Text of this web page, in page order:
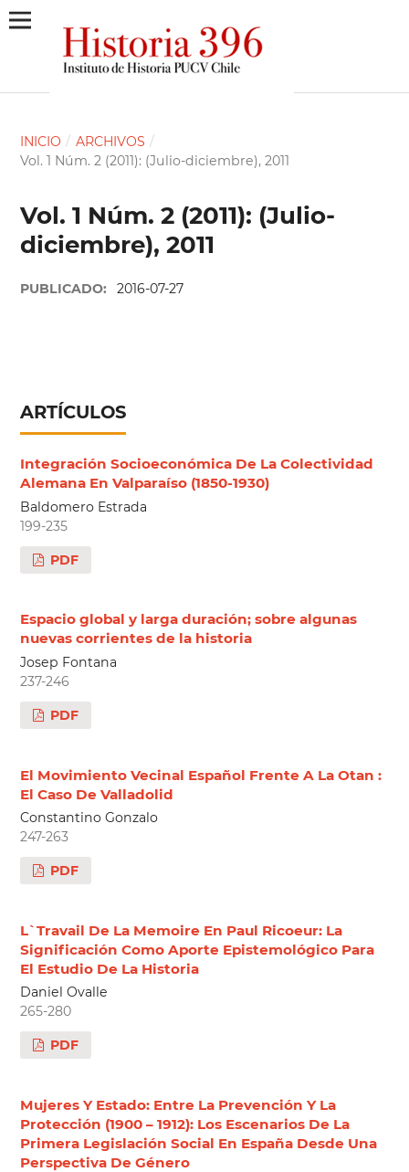
INICIO / ARCHIVOS /
Vol. 1 Núm. 2 (2011): (Julio-diciembre), 2011
Vol. 1 Núm. 2 (2011): (Julio-
diciembre), 2011
PUBLICADO: 2016-07-27
ARTÍCULOS
Integración Socioeconómica De La Colectividad
Alemana En Valparaíso (1850-1930)
Baldomero Estrada
199-235
PDF
Espacio global y larga duración; sobre algunas
nuevas corrientes de la historia
Josep Fontana
237-246
PDF
El Movimiento Vecinal Español Frente A La Otan :
El Caso De Valladolid
Constantino Gonzalo
247-263
PDF
L`Travail De La Memoire En Paul Ricoeur: La
Significación Como Aporte Epistemológico Para
El Estudio De La Historia
Daniel Ovalle
265-280
PDF
Mujeres Y Estado: Entre La Prevención Y La
Protección (1900 – 1912): Los Escenarios De La
Primera Legislación Social En España Desde Una
Perspectiva De Género